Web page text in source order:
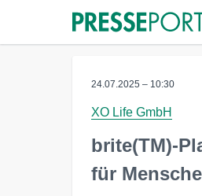
24.07.2025 – 10:30
XO Life GmbH
brite(TM)-
für